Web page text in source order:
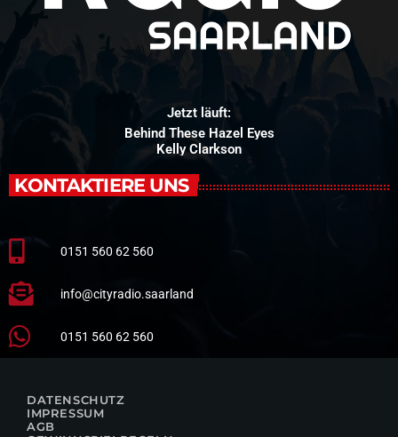
Jetzt läuft:
Behind These Hazel Eyes
Kelly Clarkson
KONTAKTIERE UNS
0151 560 62 560
info@cityradio.saarland
0151 560 62 560
DATENSCHUTZ
IMPRESSUM
AGB